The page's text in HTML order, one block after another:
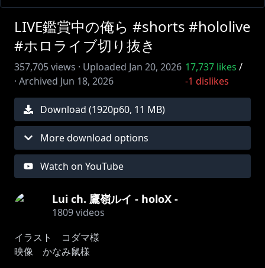
LIVE鑑賞中の俺ら #shorts #hololive
#ホロライブ切り抜き
357,705views · Uploaded Jan 20, 2026
· Archived Jun 18, 2026
17,737likes /
-1 dislikes
Download (1920p60, 11 MB)
More download options
Watch on YouTube
Lui ch. 鷹嶺ルイ - holoX -
1809videos
イラスト コダマ様
映像 かなみ鼠様